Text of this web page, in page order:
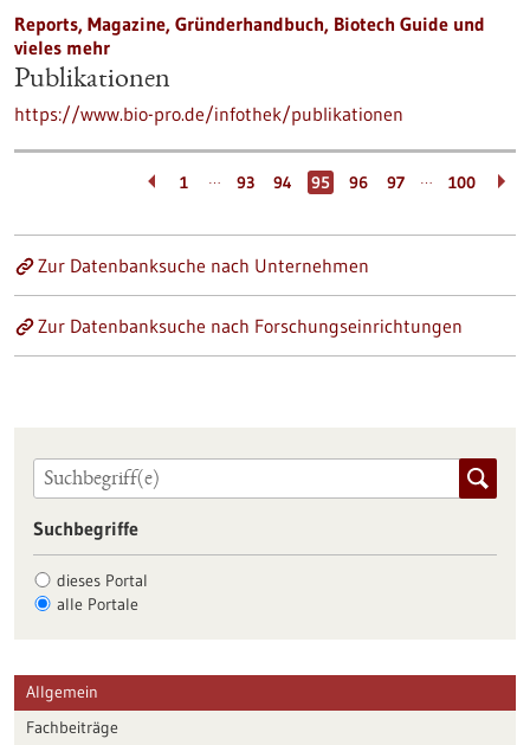
Reports, Magazine, Gründerhandbuch, Biotech Guide und
vieles mehr
Publikationen
https://www.bio-pro.de/infothek/publikationen
1 … 93 94 95 96 97 … 100
Zur Datenbanksuche nach Unternehmen
Zur Datenbanksuche nach Forschungseinrichtungen
Suchbegriffe
dieses Portal
alle Portale
Allgemein
Fachbeiträge